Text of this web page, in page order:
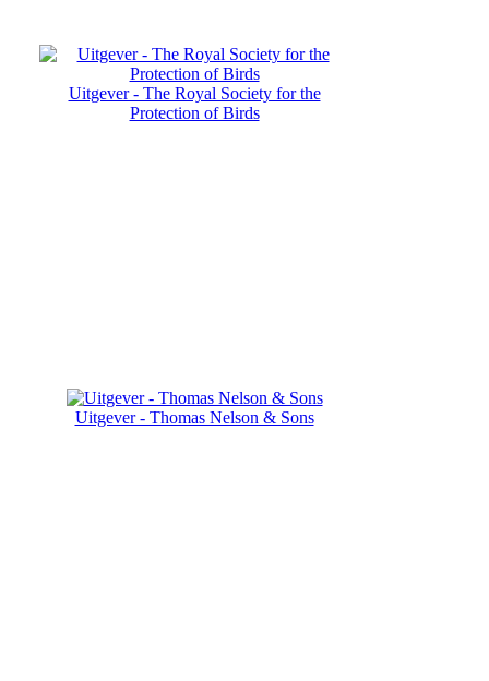
Uitgever - The Royal Society for the
Protection of Birds
Uitgever - Thomas Nelson & Sons